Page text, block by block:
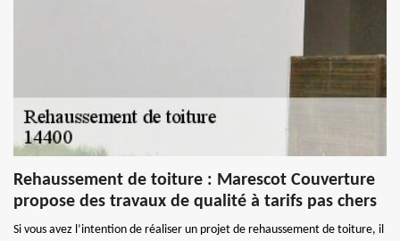
Rehaussement de toiture : Marescot Couverture
propose des travaux de qualité à tarifs pas chers
Si vous avez l’intention de réaliser un projet de rehaussement de toiture, il